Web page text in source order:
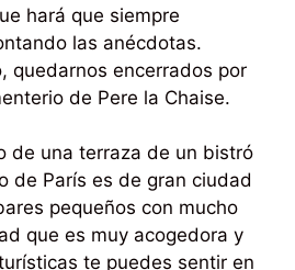
hará que siempre
las anécdotas.
quedarnos encerrados por
de Pere la Chaise.
de una terraza de un bistró
de París es de gran ciudad
pequeños con mucho
que es muy acogedora y
te puedes sentir en